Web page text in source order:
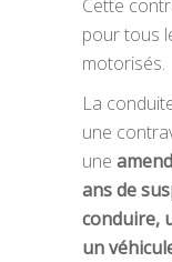
Cette
pour tous
motorisés.
La
une
une
ans de
conduire,
un